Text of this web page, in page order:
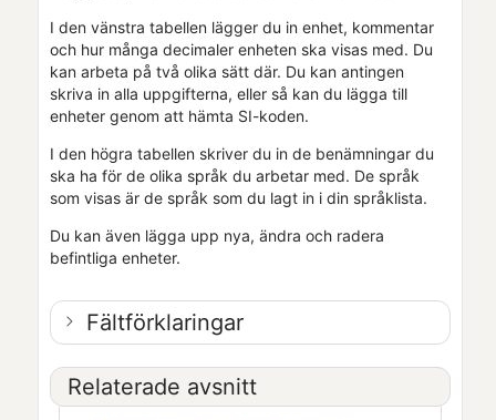
I den vänstra tabellen lägger du in enhet, kommentar
och hur många decimaler enheten ska visas med. Du
kan arbeta på två olika sätt där. Du kan antingen
skriva in alla uppgifterna, eller så kan du lägga till
enheter genom att hämta SI-koden.
I den högra tabellen skriver du in de benämningar du
ska ha för de olika språk du arbetar med. De språk
som visas är de språk som du lagt in i din språklista.
Du kan även lägga upp nya, ändra och radera
befintliga enheter.
Fältförklaringar
Relaterade avsnitt